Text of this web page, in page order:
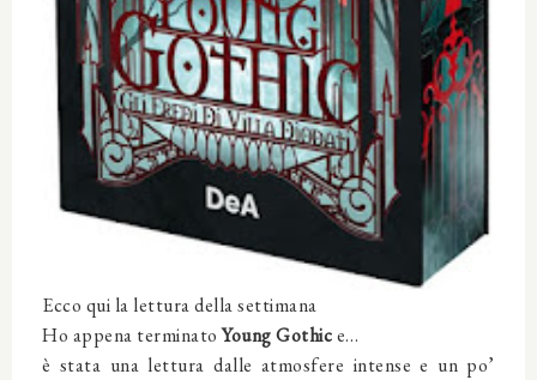
Ecco qui la lettura della settimana
Ho appena terminatoYoung Gothice…
è stata una lettura dalle atmosfere intense e un po’